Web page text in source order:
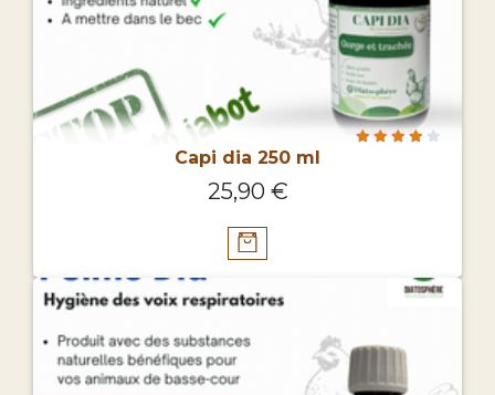
Capi dia 250 ml
25,90 €